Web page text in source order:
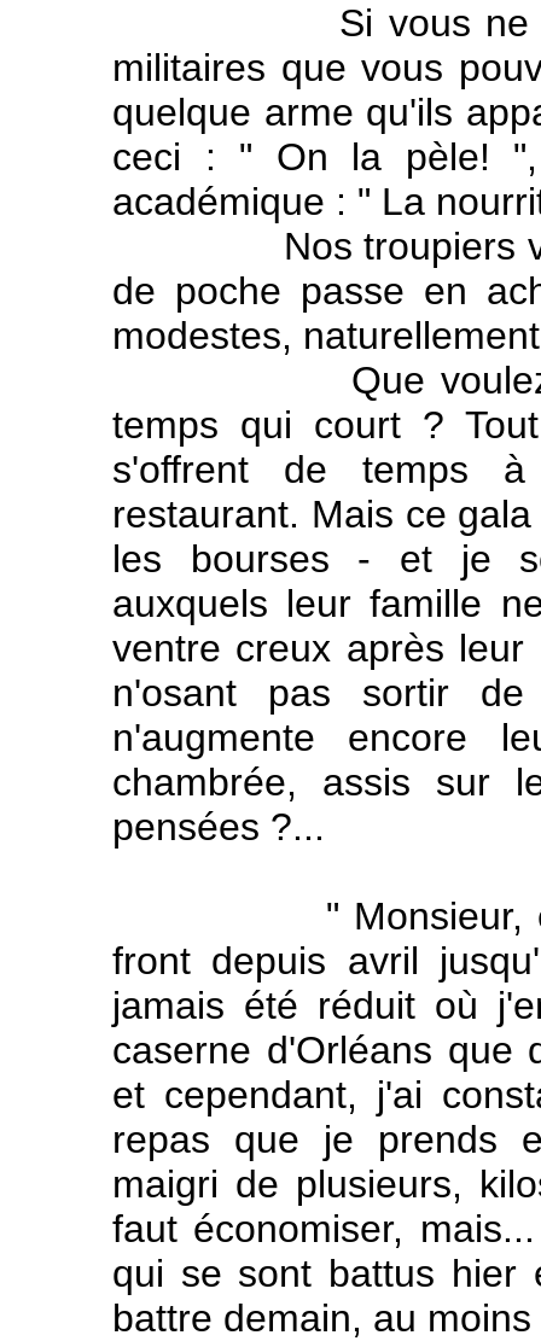
Si vous ne me
militaires que vous
quelque arme qu'ils
ceci : " On la pèle! ",
académique : " La
Nos troupiers vous
de poche passe en
modestes,
Que voulez-
temps qui court ?
s'offrent de temps
restaurant. Mais ce
les bourses - et je
auxquels leur famille
ventre creux après
n'osant pas sortir
n'augmente encore
chambrée, assis sur
pensées ?...
" Monsieur, écrit
front depuis avril
jamais été réduit où
caserne d'Orléans que
et cependant, j'ai
repas que je prends
maigri de plusieurs,
faut économiser,
qui se sont battus hier
battre demain, au